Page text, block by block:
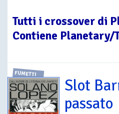
Tutti i crossover di
Contiene Planetary/
FUMETTI
Slot
passato